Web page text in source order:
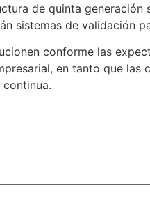
de quinta generación
sistemas de validación
conforme las
en tanto que las